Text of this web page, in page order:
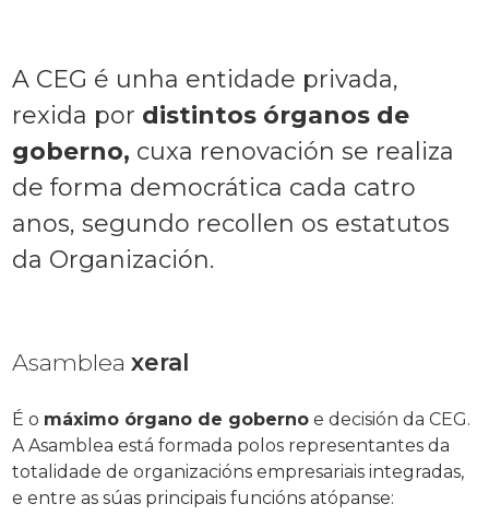
A CEG é unha entidade privada,
rexida por distintos órganos de
goberno, cuxa renovación se realiza
de forma democrática cada catro
anos, segundo recollen os estatutos
da Organización.
Asambleaxeral
É o máximo órgano de goberno e decisión da CEG.
A Asamblea está formada polos representantes da
totalidade de organizacións empresariais integradas,
e entre as súas principais funcións atópanse: